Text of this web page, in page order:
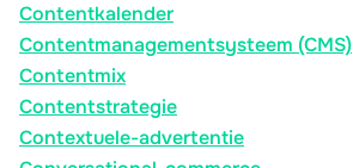
Contentkalender
Contentmanagementsysteem (CMS)
Contentmix
Contentstrategie
Contextuele-advertentie